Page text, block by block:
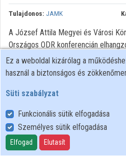
Tulajdonos: JAMK
A József Attila Megyei és Városi
Országos ODR konferencián
Bánkeszi Katalin igazgató –
Könyvtári Intézet, Dr. Koltay Klára
Felhasználói szabályzat
Adatkezelési tájékoztató
Süti szabályzat
Ez a weboldal kizárólag a
használ a biztonságos és
Süti szabályzat
Funkcionális sütik elfogadása
Személyes sütik elfogadása
Elfogad Elutasít